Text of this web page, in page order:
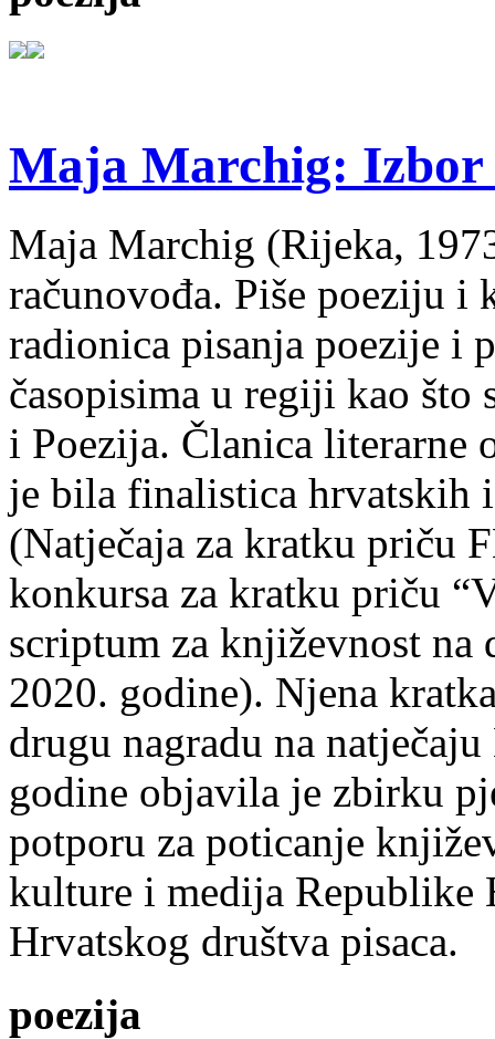
Maja Marchig: Izbor
Maja Marchig (Rijeka,
računovođa. Piše poeziju i
radionica pisanja poezije i
časopisima u regiji kao što
i Poezija. Članica literarne
je bila finalistica hrvatskih
(Natječaja za kratku priču
konkursa za kratku priču
scriptum za književnost na
2020. godine). Njena
drugu nagradu na
godine objavila je zbirku
potporu za poticanje
kulture i medija Republike
Hrvatskog društva pisaca.
poezija